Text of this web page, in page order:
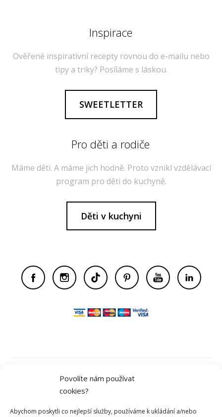
Povolíte nám používat
cookies?
Abychom poskytli co nejlepší služby, používáme k ukládání a/nebo
Inspirace
Ověřené inspirativní recepty rovnou do e-mailu nebo
tipy a triky? Posíláme s láskou.
SWEETLETTER
Pro děti a rodiče
Máme děti. A máme jich hodně. Proto vznikl vzdělávací
program pro děti do kuchyně.
Děti v kuchyni
Obchodní podmínky
Ochrana osobních údajů